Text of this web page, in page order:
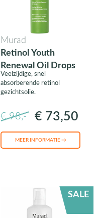
Murad
Retinol Youth
Renewal Oil Drops
Veelzijdige, snel
absorberende retinol
gezichtsolie.
€ 98,- € 73,50
MEER INFORMATIE →
SALE